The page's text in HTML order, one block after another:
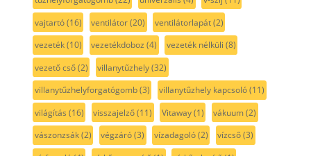
vajtartó(16) ventilátor(20) ventilátorlapát(2)
vezeték(10) vezetékdoboz (4) vezeték nélküli (8)
vezető cső(2) villanytűzhely(32)
villanytűzhelyforgatógomb(3) villanytűzhely kapcsoló(11)
világítás (16) visszajelző(11) Vitaway(1) vákuum(2)
vászonzsák(2) végzáró(3) vízadagoló(2) vízcső(3)